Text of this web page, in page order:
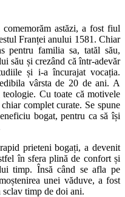
astăzi, a fost fiul
Franței anului 1581. Chiar
pentru familia sa, tatăl său,
său și crezând că într-adevăr
și i-a încurajat vocația.
vârsta de 20 de ani. A
Cu toate că motivele
complet curate. Se spune
bogat, pentru ca să își
prieteni bogați, a devenit
în sfera plină de confort și
timp. Însă când se afla pe
unei văduve, a fost
timp de doi ani.